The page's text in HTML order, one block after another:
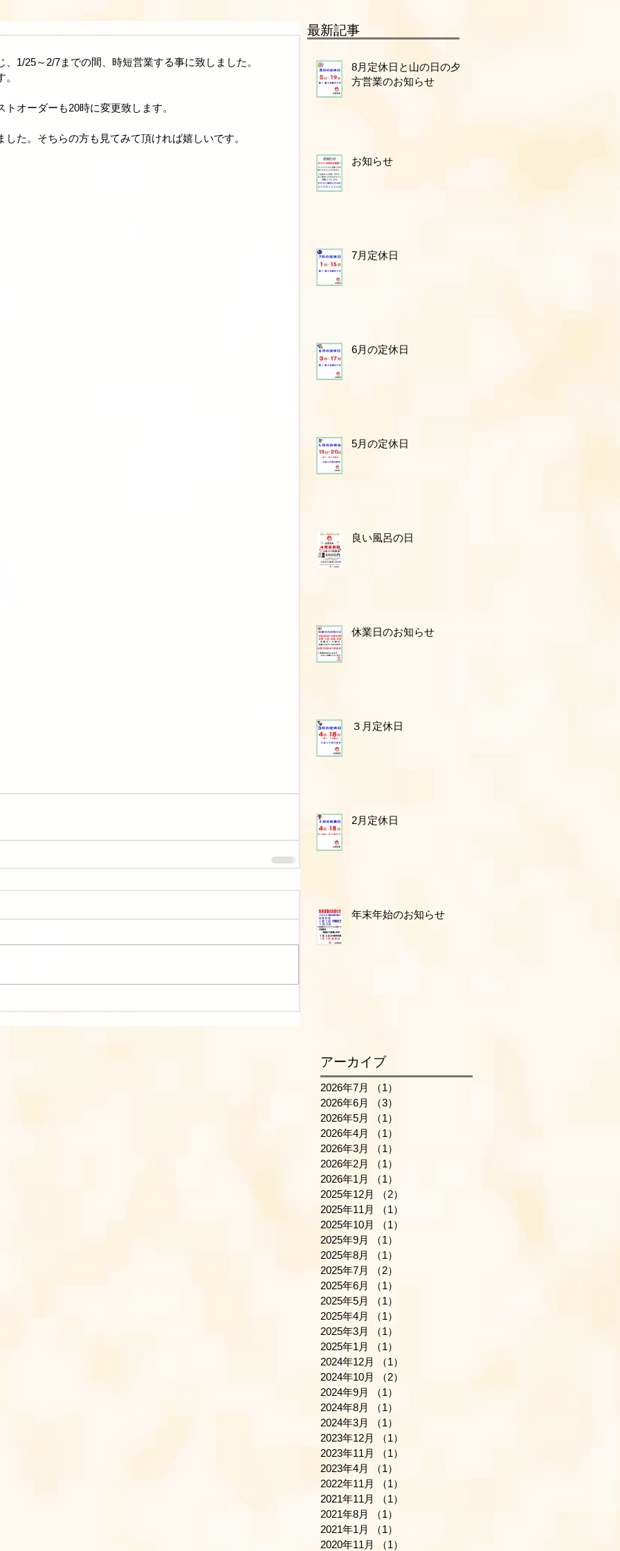
1/25～2/7までの間、時短営業する事に致しました。
オーダーも20時に変更致します。
た。そちらの方も見てみて頂ければ嬉しいです。
最新記事
8月定休日と山の日の夕
方営業のお知らせ
お知らせ
7月定休日
6月の定休日
5月の定休日
良い風呂の日
休業日のお知らせ
３月定休日
2月定休日
年末年始のお知らせ
アーカイブ
2026年7月 （1）
2026年6月
（3）
2026年5月
（1）
2026年4月
（1）
2026年3月
（1）
2026年2月
（1）
2026年1月
（1）
2025年12月
（2）
2025年11月
（1）
2025年10月
（1）
2025年9月
（1）
2025年8月
（1）
2025年7月
（2）
2025年6月
（1）
2025年5月
（1）
2025年4月
（1）
2025年3月
（1）
2025年1月
（1）
2024年12月
（1）
2024年10月
（2）
2024年9月
（1）
2024年8月
（1）
2024年3月
（1）
2023年12月
（1）
2023年11月
（1）
2023年4月
（1）
2022年11月
（1）
2021年11月
（1）
2021年8月
（1）
2021年1月
（1）
2020年11月
（1）